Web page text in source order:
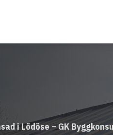
i Lödöse – GK